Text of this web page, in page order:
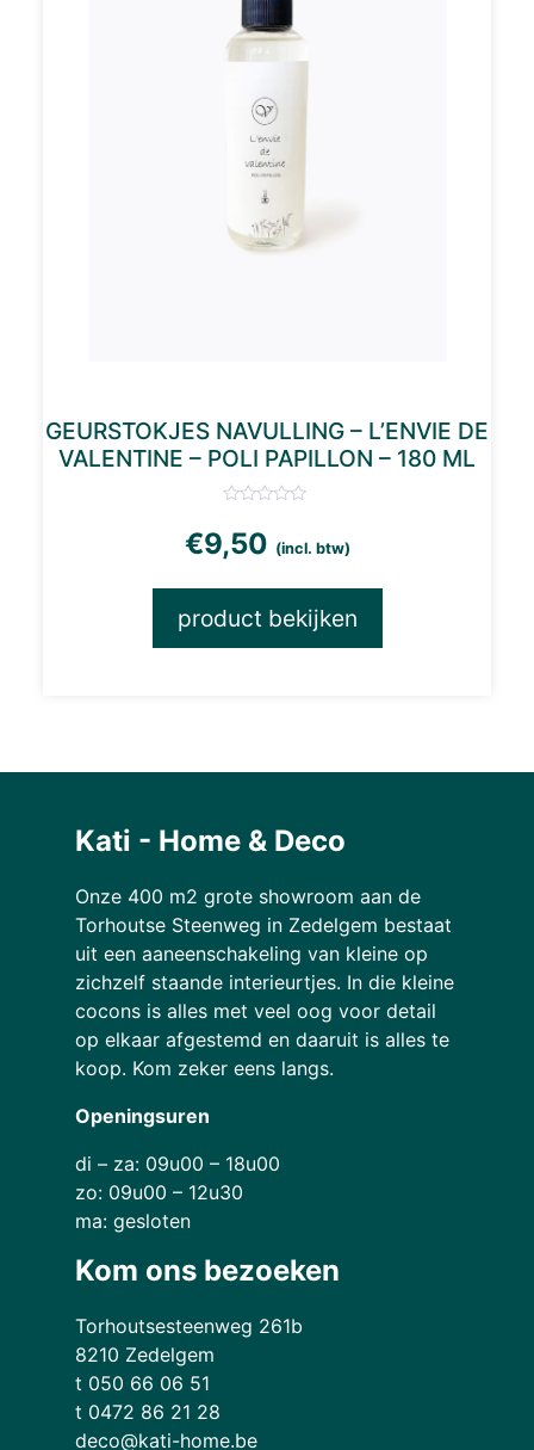
GEURSTOKJES NAVULLING – L’ENVIE DE
VALENTINE – POLI PAPILLON – 180 ML
€9,50 (incl. btw)
product bekijken
Kati - Home & Deco
Onze 400 m2 grote showroom aan de
Torhoutse Steenweg in Zedelgem bestaat
uit een aaneenschakeling van kleine op
zichzelf staande interieurtjes. In die kleine
cocons is alles met veel oog voor detail
op elkaar afgestemd en daaruit is alles te
koop. Kom zeker eens langs.
Openingsuren
di – za: 09u00 – 18u00
zo: 09u00 – 12u30
ma: gesloten
Kom ons bezoeken
Torhoutsesteenweg 261b
8210 Zedelgem
t 050 66 06 51
t 0472 86 21 28
deco@kati-home.be